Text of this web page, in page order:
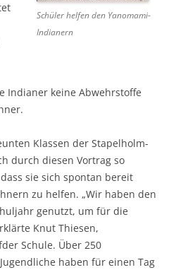
Schüler helfen den Yanomami-
Indianern
Indianer keine Abwehrstoffe
Klassen der Stapelholm-
durch diesen Vortrag so
sie sich spontan bereit
zu helfen. „Wir haben den
genutzt, um für die
Knut Thiesen,
Schule. Über 250
haben für einen Tag